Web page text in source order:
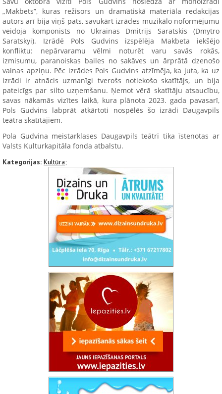
„Makbets”, kuras režisors un dramatiskā materiāla redakcijas
autors arī bija viņš pats, savukārt izrādes muzikālo noformējumu
veidoja komponists no Ukrainas Dmitrijs Saratskis (Dmytro
Saratskyi). Izrādē Pols Gudvins izspēlēja Makbeta iekšējo
konfliktu: nepārvaramu vēlmi noturēt varu savās rokās,
izmisumu, paranoiskas bailes no sakāves un ārprātā dzenošo
vainas apziņu. Pēc izrādes Pols Gudvins atzīmēja, ka juta, ka uz
izrādi ir atnācis uzmanīgi tverošs notiekošo skatītājs, un bija
pateicīgs par silto uzņemšanu. Ņemot vērā skatītāju atsaucību,
savas nākamās vizītes laikā, kura plānota 2023. gada pavasarī,
Pols Gudvins labprāt atkārtoti nospēlēs šo izrādi Daugavpils
teātra skatītājiem.
Pola Gudvina meistarklases Daugavpils teātrī tika īstenotas ar
Valsts Kulturkapitāla fonda atbalstu.
Kategorijas: Kultūra;